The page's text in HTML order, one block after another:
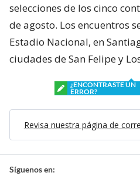
selecciones de los cinco
de agosto. Los encuentros
Estadio Nacional, en
ciudades de San Felipe y
¿ENCONTRASTE UN
ERROR?
Revisa nuestra página de
Síguenos en: